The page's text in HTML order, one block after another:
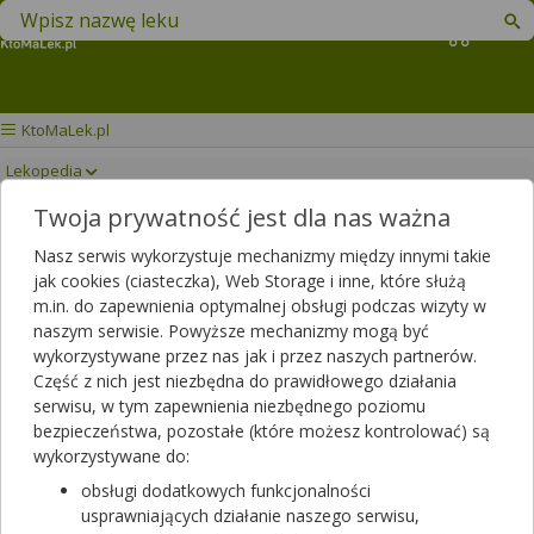
Koszyk
Znajdź lek w swojej okolicy
KtoMaLek.pl
Lekopedia
MOUNJARO Drukuj/Zapisz
Twoja prywatność jest dla nas ważna
Nasz serwis wykorzystuje mechanizmy między innymi takie
jak cookies (ciasteczka), Web Storage i inne, które służą
m.in. do zapewnienia optymalnej obsługi podczas wizyty w
naszym serwisie. Powyższe mechanizmy mogą być
wykorzystywane przez nas jak i przez naszych partnerów.
Część z nich jest niezbędna do prawidłowego działania
serwisu, w tym zapewnienia niezbędnego poziomu
bezpieczeństwa, pozostałe (które możesz kontrolować) są
wykorzystywane do:
obsługi dodatkowych funkcjonalności
usprawniających działanie naszego serwisu,